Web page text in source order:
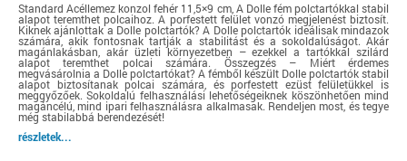
Standard Acéllemez konzol fehér 11,5×9 cm, A Dolle fém polctartókkal stabil
alapot teremthet polcaihoz. A porfestett felület vonzó megjelenést biztosít.
Kiknek ajánlottak a Dolle polctartók? A Dolle polctartók ideálisak mindazok
számára, akik fontosnak tartják a stabilitást és a sokoldalúságot. Akár
magánlakásban, akár üzleti környezetben – ezekkel a tartókkal szilárd
alapot teremthet polcai számára. Összegzés – Miért érdemes
megvásárolnia a Dolle polctartókat? A fémből készült Dolle polctartók stabil
alapot biztosítanak polcai számára, és porfestett ezüst felületükkel is
meggyőzőek. Sokoldalú felhasználási lehetőségeiknek köszönhetően mind
magáncélú, mind ipari felhasználásra alkalmasak. Rendeljen most, és tegye
még stabilabbá berendezését!
részletek...